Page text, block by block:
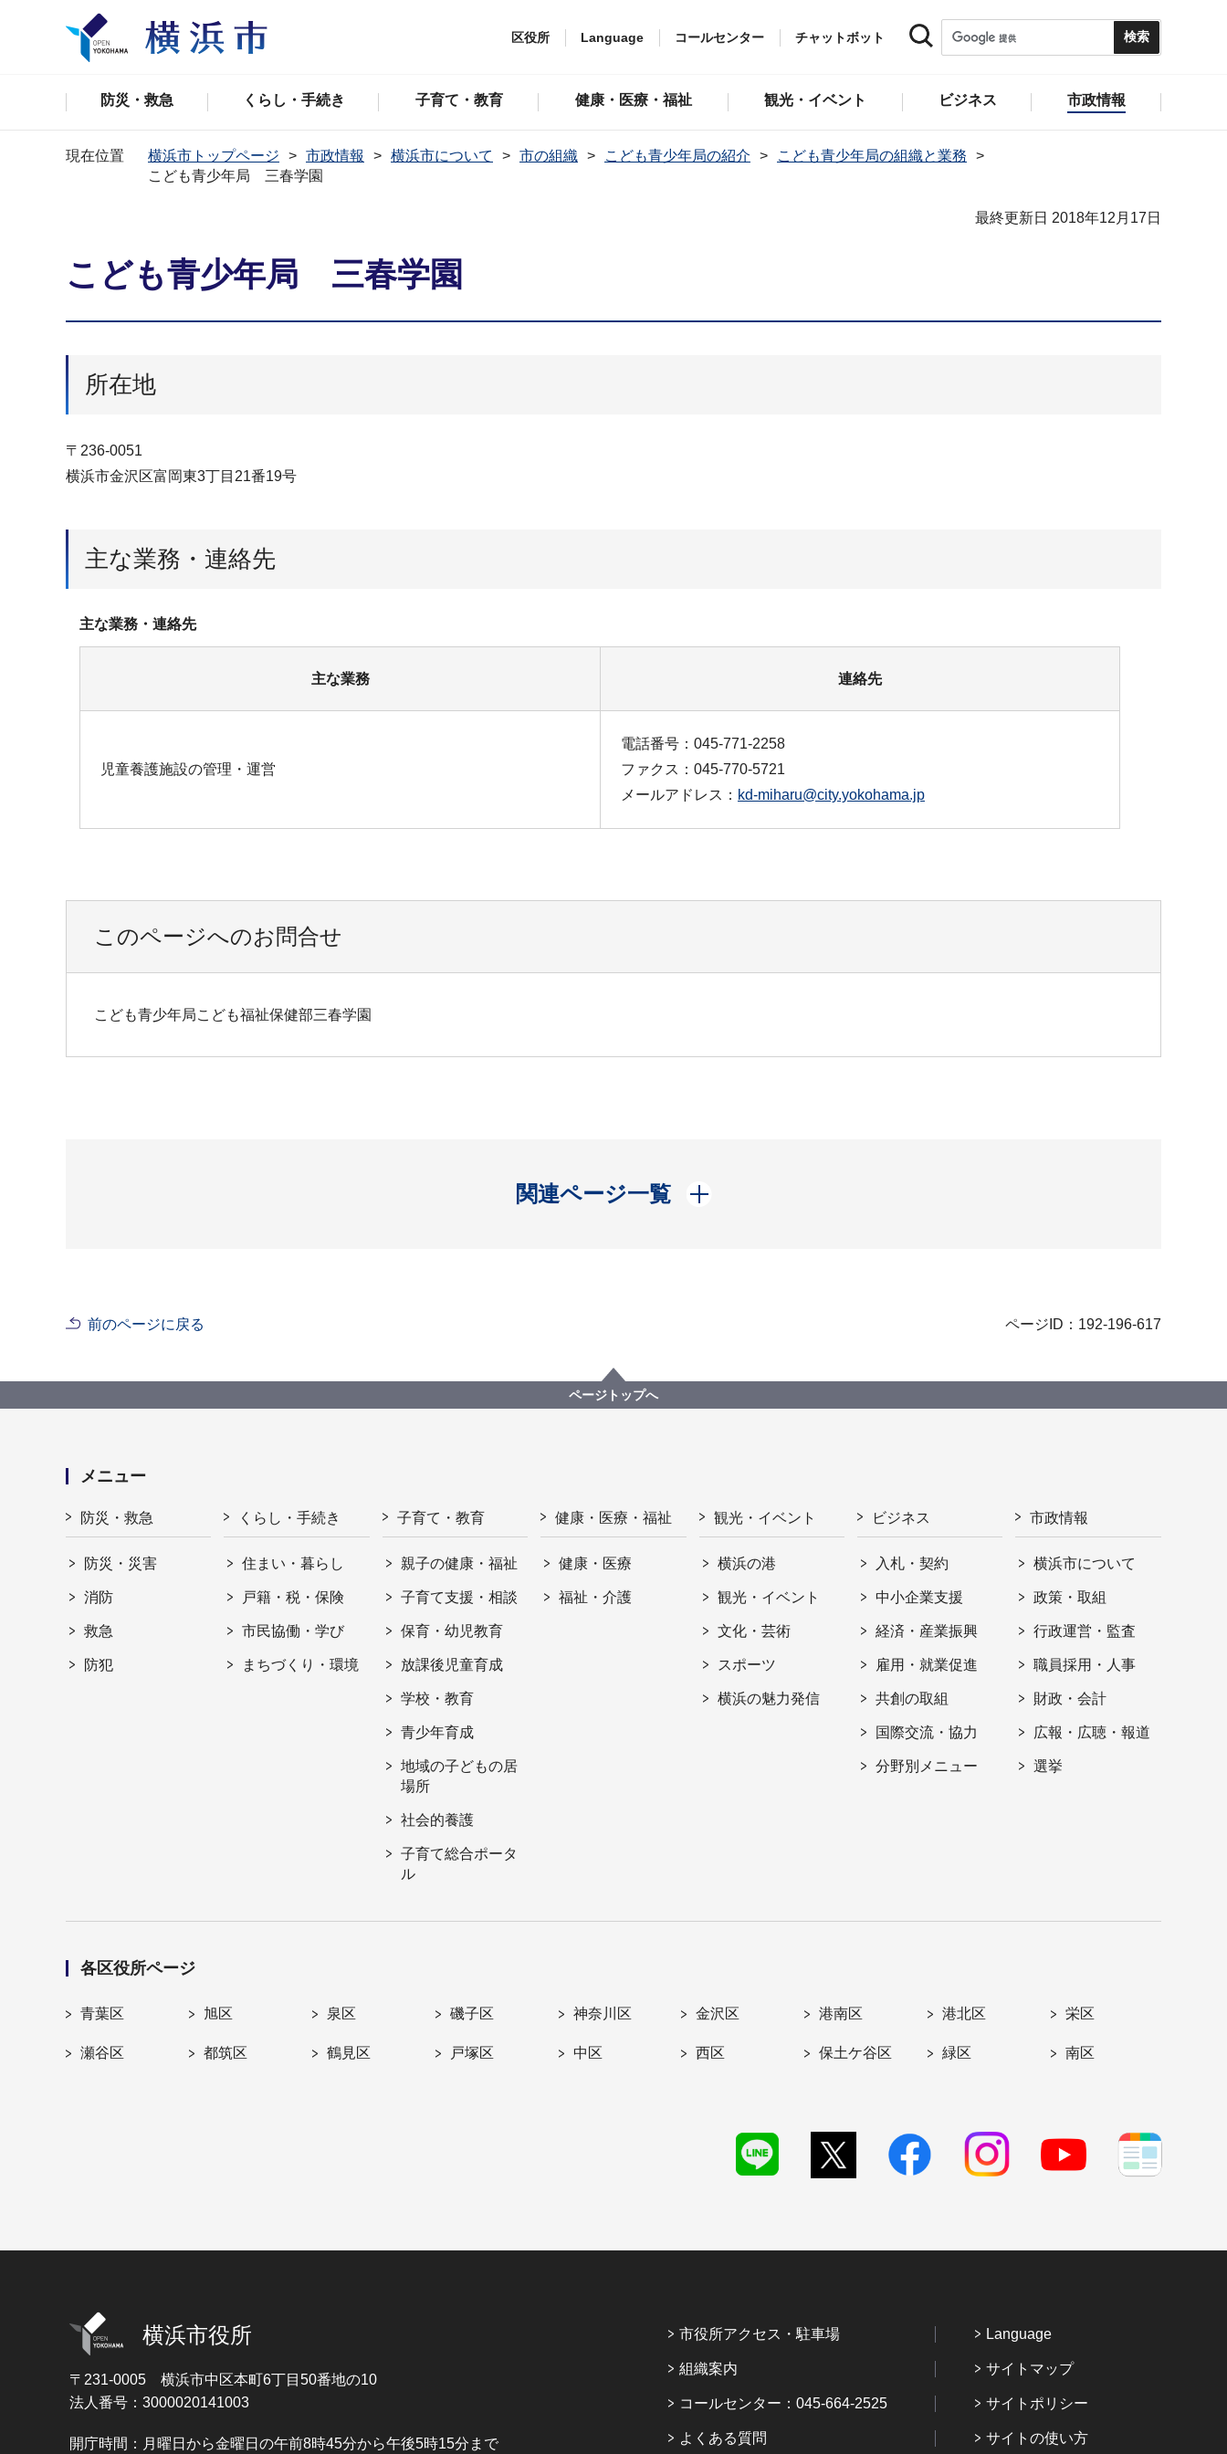
区役所 Language コールセンター チャットボット
防災・救急 くらし・手続き 子育て・教育 健康・医療・福祉 観光・イベント ビジネス 市政情報
現在位置 横浜市トップページ 市政情報 横浜市について 市の組織 こども青少年局の紹介
こども青少年局の組織と業務
こども青少年局 三春学園
最終更新日 2018年12月17日
こども青少年局 三春学園
所在地
〒236-0051
横浜市金沢区富岡東3丁目21番19号
主な業務・連絡先
主な業務・連絡先
主な業務 連絡先
児童養護施設の管理・運営
電話番号：045-771-2258
ファクス：045-770-5721
メールアドレス： kd-miharu@city.yokohama.jp
このページへのお問合せ
こども青少年局こども福祉保健部三春学園
関連ページ一覧
開く
前のページに戻る ページID：192-196-617
ページトップへ
メニュー
防災・救急
防災・災害
消防
救急
防犯
くらし・手続き
住まい・暮らし
戸籍・税・保険
市民協働・学び
まちづくり・環境
子育て・教育
親子の健康・福祉
子育て支援・相談
保育・幼児教育
放課後児童育成
学校・教育
青少年育成
地域の子どもの居
場所
社会的養護
子育て総合ポータ
ル
健康・医療・福祉
健康・医療
福祉・介護
観光・イベント
横浜の港
観光・イベント
文化・芸術
スポーツ
横浜の魅力発信
ビジネス
入札・契約
中小企業支援
経済・産業振興
雇用・就業促進
共創の取組
国際交流・協力
分野別メニュー
市政情報
横浜市について
政策・取組
行政運営・監査
職員採用・人事
財政・会計
広報・広聴・報道
選挙
各区役所ページ
青葉区 旭区 泉区 磯子区 神奈川区 金沢区 港南区 港北区 栄区
瀬谷区 都筑区 鶴見区 戸塚区 中区 西区 保土ケ谷区 緑区 南区
横浜市役所
〒231-0005 横浜市中区本町6丁目50番地の10
法人番号：3000020141003
開庁時間：月曜日から金曜日の午前8時45分から午後5時15分まで
市役所アクセス・駐車場
組織案内
コールセンター：045-664-2525
よくある質問
Language
サイトマップ
サイトポリシー
サイトの使い方